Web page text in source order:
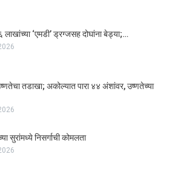
लाखांच्या ‘एमडी’ ड्रग्जसह दोघांना बेड्या;…
तडाखा; अकोल्यात पारा ४४ अंशांवर, उष्णतेच्या
सुरांमध्ये निसर्गाची कोमलता